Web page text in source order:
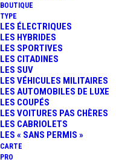
BOUTIQUE
TYPE
LES ÉLECTRIQUES
LES HYBRIDES
LES SPORTIVES
LES CITADINES
LES SUV
LES VÉHICULES MILITAIRES
LES AUTOMOBILES DE LUXE
LES COUPÉS
LES VOITURES PAS CHÈRES
LES CABRIOLETS
LES « SANS PERMIS »
CARTE
PRO